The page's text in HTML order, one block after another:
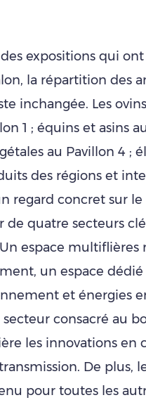
expositions qui
la répartition des
inchangée. Les
1 ; équins et asins
au Pavillon 4 ;
des régions et
regard concret sur
quatre secteurs
espace multiflières
un espace
et énergies
consacré au
les innovations en
De plus,
pour toutes les